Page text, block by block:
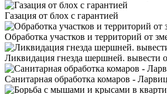
Газация от блох с гарантией
Обработка участков и территорий от
Ликвидация гнезда шершней. вывести
Санитарная обработка комаров -